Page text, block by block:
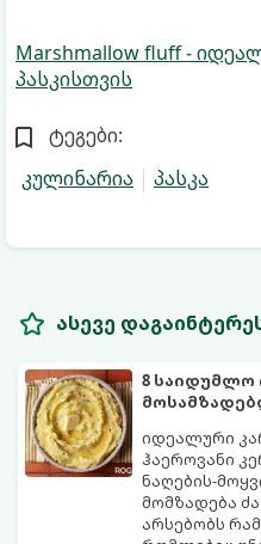
Marshmallow fluff -
პასკისთვის
ტეგები:
კულინარია
პასკა
ასევე
8 საიდუმლო
იდეალური
ჰაეროვანი
ნაღების-
მომზადება
არსებობს